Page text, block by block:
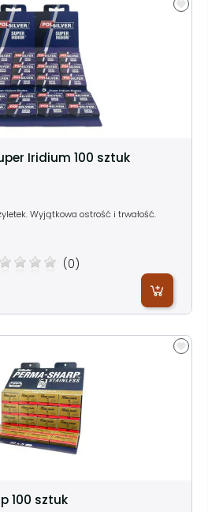
Iridium 100 sztuk
Wyjątkowa ostrość i trwałość.
(0)
100 sztuk